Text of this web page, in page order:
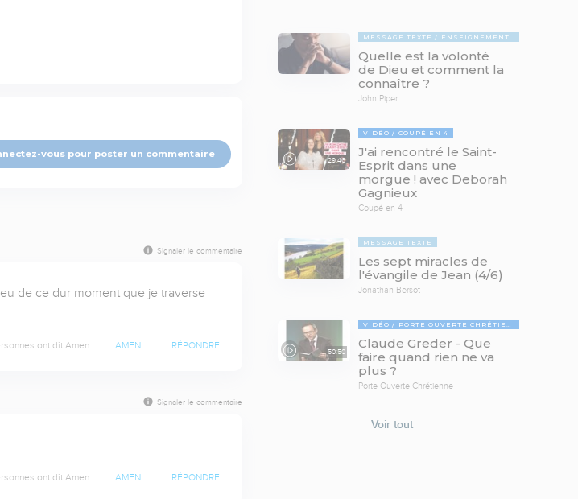
vous pour poster un commentaire
Signaler le commentaire
de ce dur moment que je traverse
ont dit Amen AMEN RÉPONDRE
Signaler le commentaire
ont dit Amen AMEN RÉPONDRE
MESSAGE TEXTE ENSEIGNEMENTS BIBLIQUES
Quelle est la volonté
de Dieu et comment la
connaître ?
John Piper
29:46
VIDÉO COUPÉ EN 4
J'ai rencontré le Saint-
Esprit dans une
morgue ! avec Deborah
Gagnieux
Coupé en 4
MESSAGE TEXTE
Les sept miracles de
l'évangile de Jean (4/6)
Jonathan Bersot
50:50
VIDÉO PORTE OUVERTE CHRÉTIENNE
Claude Greder - Que
faire quand rien ne va
plus ?
Porte Ouverte Chrétienne
Voir tout